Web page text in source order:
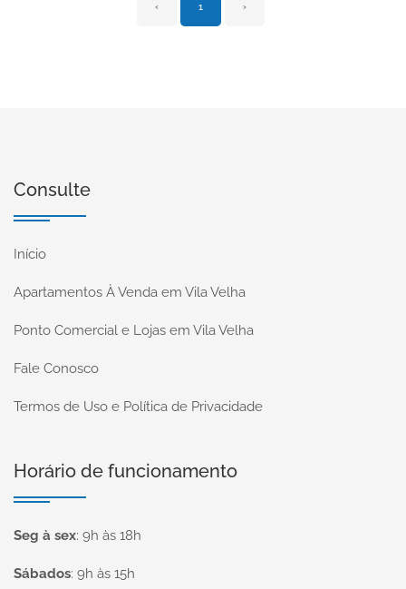
‹ 1 ›
Consulte
Início
Apartamentos À Venda em Vila Velha
Ponto Comercial e Lojas em Vila Velha
Fale Conosco
Termos de Uso e Política de Privacidade
Horário de funcionamento
Seg à sex: 9h às 18h
Sábados: 9h às 15h